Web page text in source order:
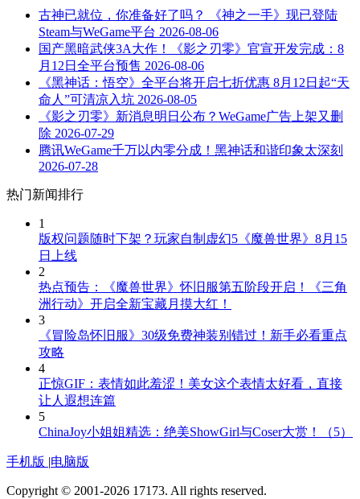
古神已就位，你准备好了吗？ 《神之一手》现已登陆
Steam与WeGame平台 2026-08-06
国产黑暗武侠3A大作！《影之刃零》官宣开发完成：8
月12日全平台预售 2026-08-06
《黑神话：悟空》全平台将开启七折优惠 8月12日起“天
命人”可清凉入坑 2026-08-05
《影之刃零》新消息明日公布？WeGame广告上架又删
除 2026-07-29
腾讯WeGame千万以内零分成！黑神话和谐印象太深刻
2026-07-28
热门新闻排行
1
版权问题随时下架？玩家自制虚幻5《魔兽世界》8月15
日上线
2
热点预告：《魔兽世界》怀旧服第五阶段开启！《三角
洲行动》开启全新宝藏月摸大红！
3
《冒险岛怀旧服》30级免费神装别错过！新手必看重点
攻略
4
正惊GIF：表情如此羞涩！美女这个表情太好看，直接
让人遐想连篇
5
ChinaJoy小姐姐精选：绝美ShowGirl与Coser大赏！（5）
手机版 |电脑版
Copyright © 2001-2026 17173. All rights reserved.